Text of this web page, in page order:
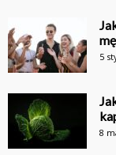
5
8